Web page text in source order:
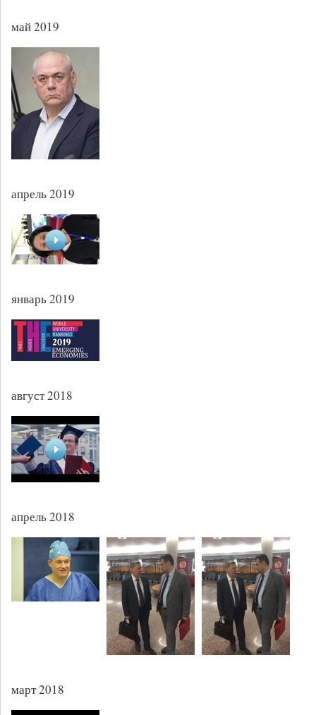
май 2019
апрель 2019
январь 2019
август 2018
апрель 2018
март 2018